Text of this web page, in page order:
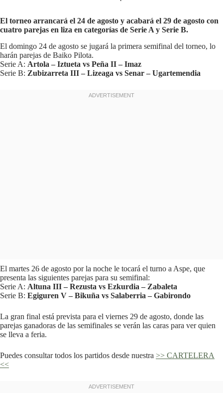
El torneo arrancará el 24 de agosto y acabará el 29 de agosto con
cuatro parejas en liza en categorías de Serie A y Serie B.
El domingo 24 de agosto se jugará la primera semifinal del torneo, lo
harán parejas de Baiko Pilota.
Serie A: Artola – Iztueta vs Peña II – Imaz
Serie B: Zubizarreta III – Lizeaga vs Senar – Ugartemendia
El martes 26 de agosto por la noche le tocará el turno a Aspe, que
presenta las siguientes parejas para su semifinal:
Serie A: Altuna III – Rezusta vs Ezkurdia – Zabaleta
Serie B: Egiguren V – Bikuña vs Salaberria – Gabirondo
La gran final está prevista para el viernes 29 de agosto, donde las
parejas ganadoras de las semifinales se verán las caras para ver quien
se lleva a feria.
Puedes consultar todos los partidos desde nuestra >> CARTELERA
<<